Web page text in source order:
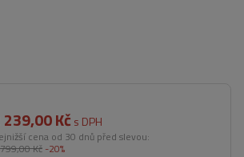
239,00 Kč s DPH
cena od 30 dnů před slevou:
Kč -20%